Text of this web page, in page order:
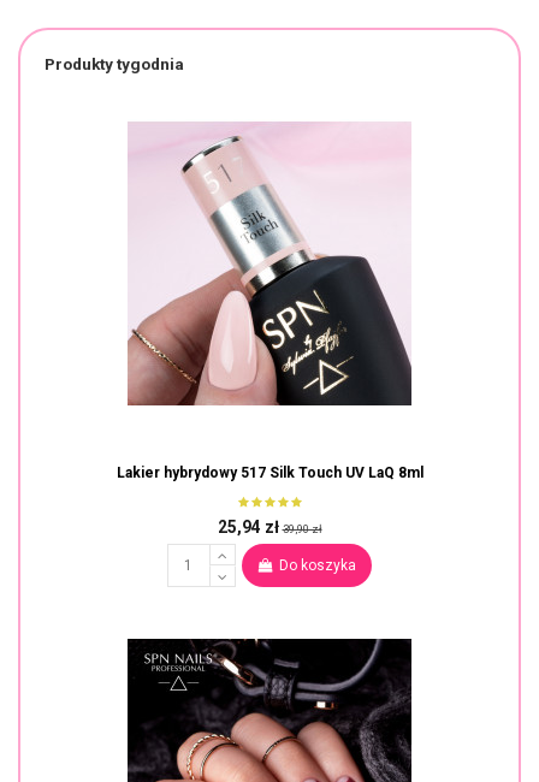
Produkty tygodnia
Lakier hybrydowy 517 Silk Touch UV LaQ 8ml
25,94 zł39,90 zł
Do koszyka